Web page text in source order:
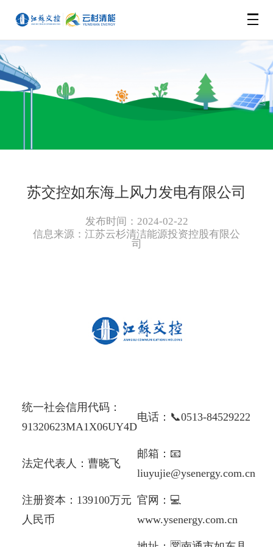
企业概况
苏交控如东海上风力发电有限公司
联系我们
苏交控如东海上风力发电有限公司
发布时间：2024-02-22
信息来源： 江苏云杉清洁能源投资控股有限公
司
统一社会信用代码：
91320623MA1X06UY4D
电话：📞0513-84529222
法定代表人： 曹晓飞
邮箱：📧
liuyujie@ysenergy.com.cn
注册资本： 139100万元
人民币
官网：💻
www.ysenergy.com.cn